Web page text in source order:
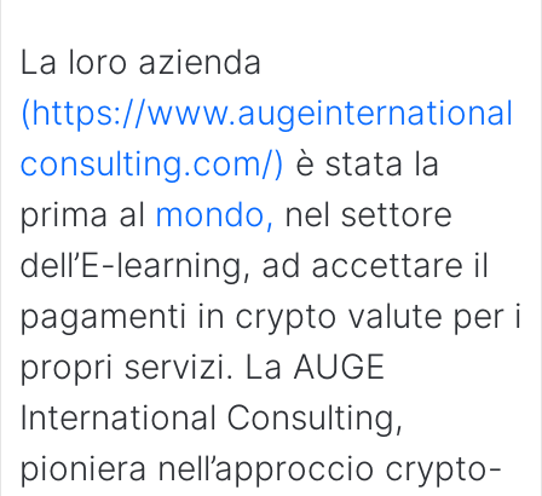
La loro azienda
(https://www.augeinternational
consulting.com/) è stata la
prima al mondo, nel settore
dell’E-learning, ad accettare il
pagamenti in crypto valute per i
propri servizi. La AUGE
International Consulting,
pioniera nell’approccio crypto-